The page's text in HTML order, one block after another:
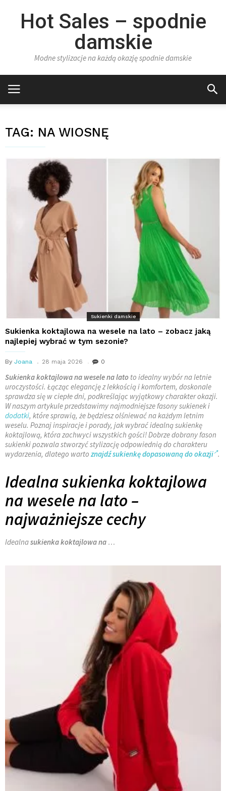
Hot Sales – spodnie
damskie
Modne stylizacje na każdą okazję spodnie damskie
TAG: NA WIOSNĘ
Sukienki damskie
Sukienka koktajlowa na wesele na lato – zobacz jaką
najlepiej wybrać w tym sezonie?
By Joana 28 maja 2026 0
Sukienka koktajlowa na wesele na lato to idealny wybór na letnie
uroczystości. Łącząc elegancję z lekkością i komfortem, doskonale
sprawdza się w ciepłe dni, podkreślając wyjątkowy charakter okazji.
W naszym artykule przedstawimy najmodniejsze fasony sukienek i
dodatki, które sprawią, że będziesz olśniewać na każdym letnim
weselu. Poznaj inspiracje i porady, jak wybrać idealną sukienkę
koktajlową, która zachwyci wszystkich gości! Dobrze dobrany fason
sukienki pozwala stworzyć stylizację odpowiednią do charakteru
wydarzenia, dlatego warto znajdź sukienkę dopasowaną do okazji .
Idealna sukienka koktajlowa
na wesele na lato –
najważniejsze cechy
Idealnasukienka koktajlowa na …